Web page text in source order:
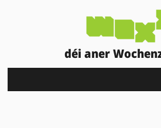
déi aner